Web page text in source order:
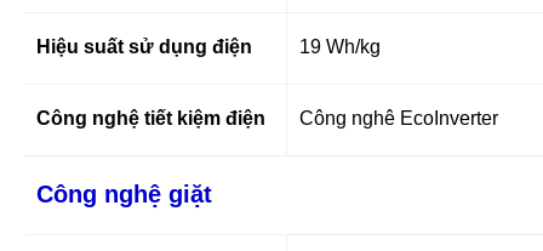
Hiệu suất sử dụng điện 19 Wh/kg
Công nghệ tiết kiệm điện Công nghê EcoInverter
Công nghệ giặt